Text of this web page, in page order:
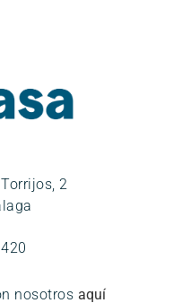
2
nosotros aquí